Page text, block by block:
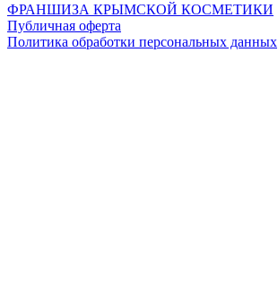
ФРАНШИЗА КРЫМСКОЙ КОСМЕТИКИ
Публичная оферта
Политика обработки персональных данных